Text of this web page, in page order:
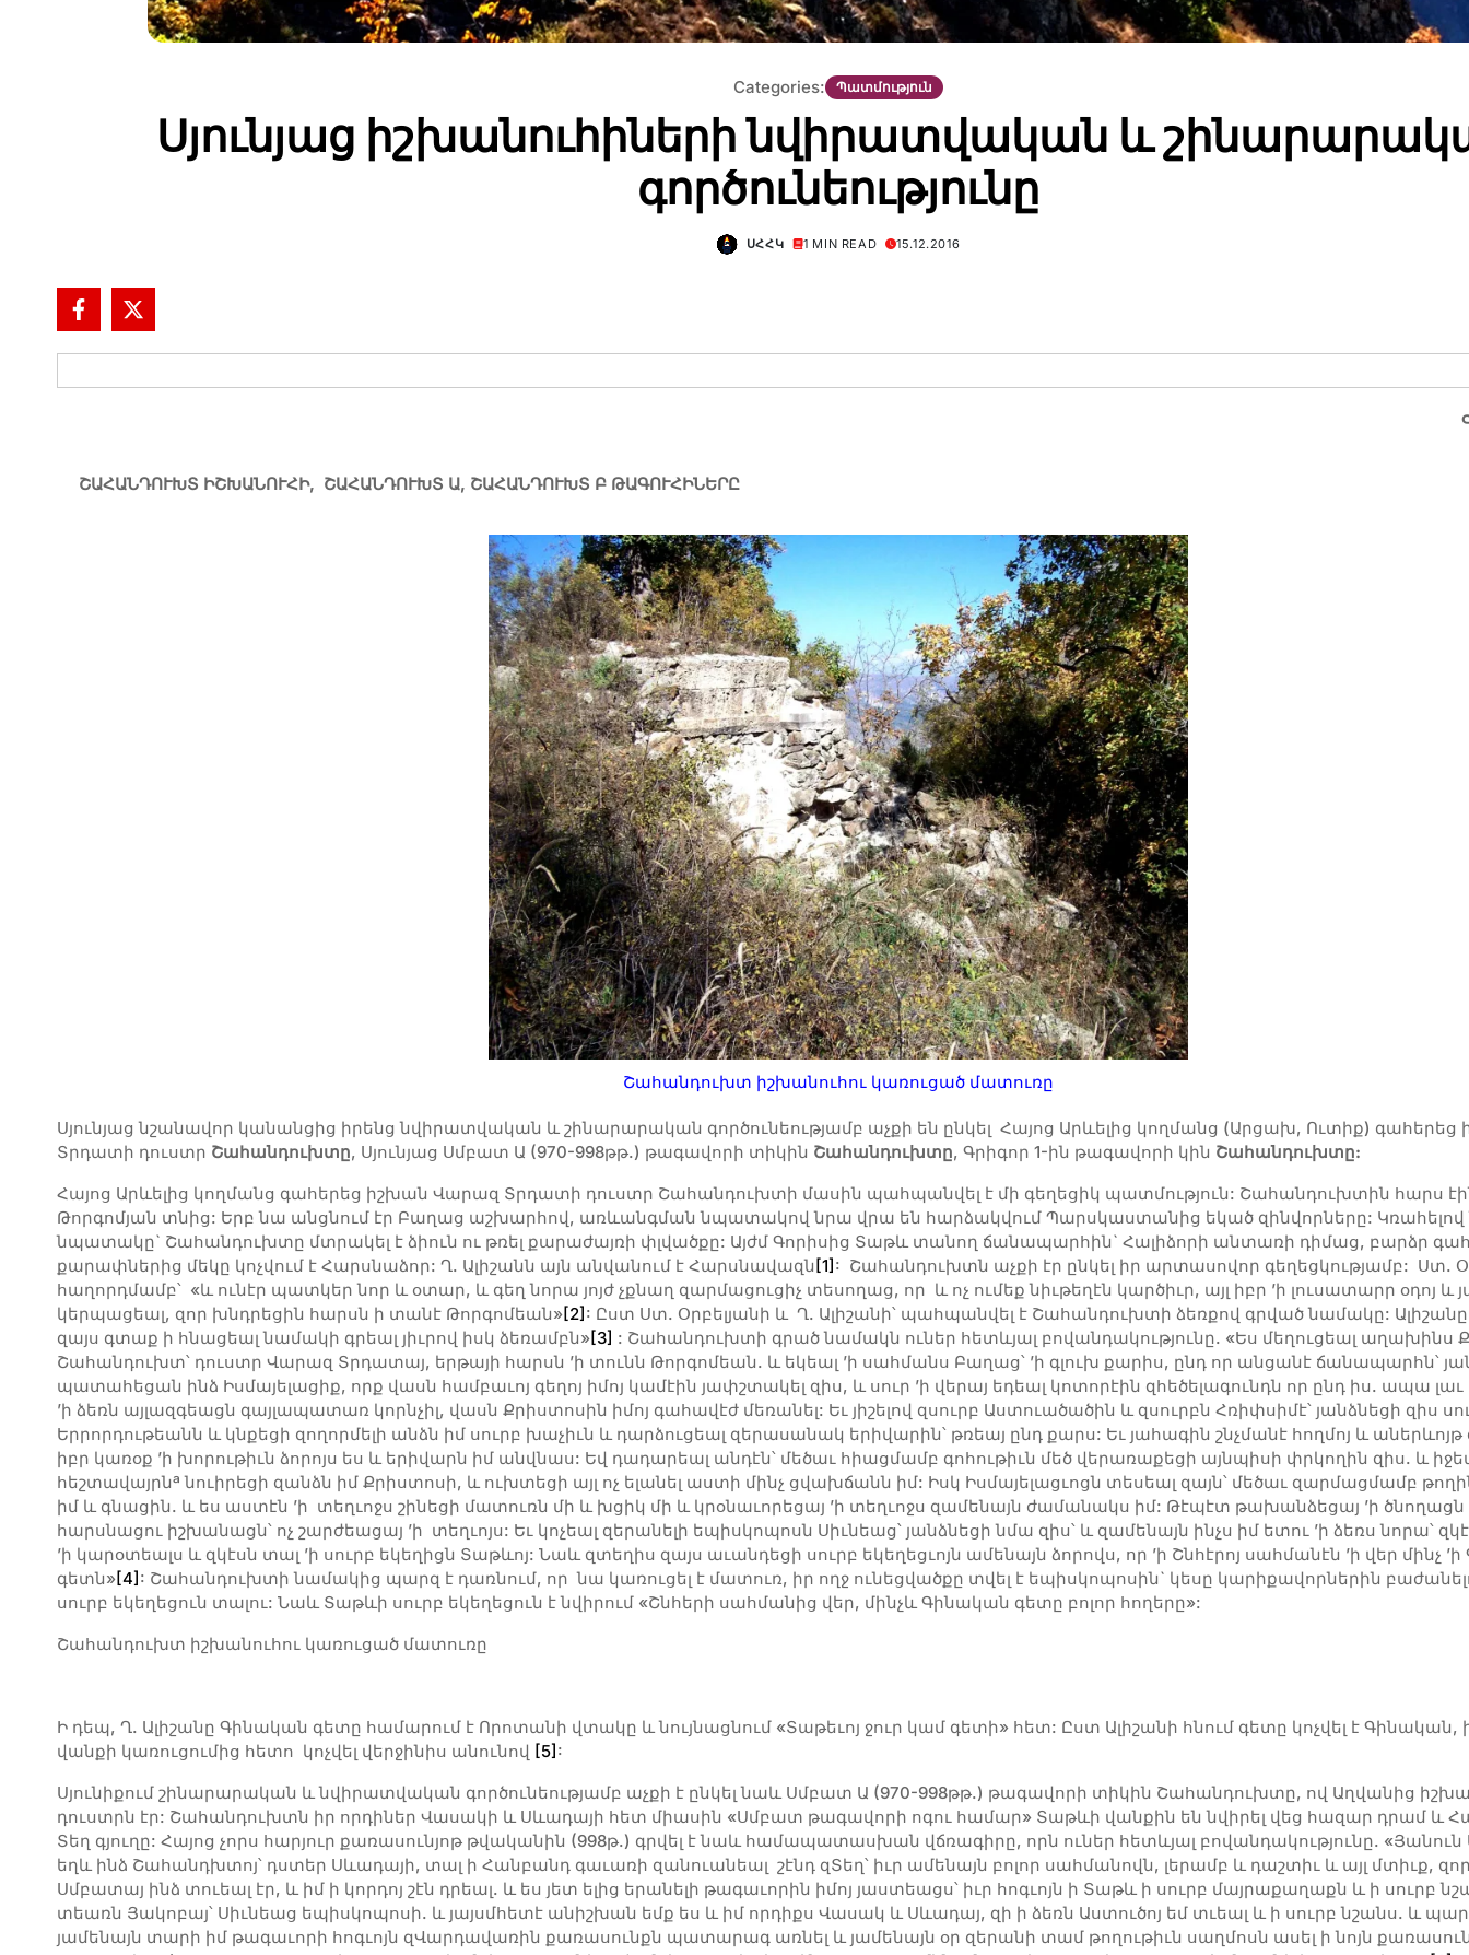
Categories: Պատմություն
Սյունյաց իշխանուհիների նվիրատվական և
գործունեությունը
ՍՀՀԿ 1 MIN READ 15.12.2016
ՇԱՀԱՆԴՈՒԽՏ ԻՇԽԱՆՈՒՀԻ, ՇԱՀԱՆԴՈՒԽՏ Ա, ՇԱՀԱՆԴՈՒԽՏ Բ ԹԱԳՈՒՀԻՆԵՐԸ
Շահանդուխտ իշխանուհու կառուցած մատուռը
Սյունյաց նշանավոր կանանցից իրենց նվիրատվական և շինարարական գործունեությամբ աչքի են ընկել Հայոց Արևելից կողմանց (Արցախ, Ուտիք)
Տրդատի դուստր Շահանդուխտը, Սյունյաց Սմբատ Ա (970-998թթ.) թագավորի տիկին Շահանդուխտը, Գրիգոր 1-ին թագավորի կին Շահանդուխտը:
Հայոց Արևելից կողմանց գահերեց իշխան Վարազ Տրդատի դուստր Շահանդուխտի մասին պահպանվել է մի գեղեցիկ պատմություն: Շահանդուխտին հարս
Թորգոմյան տնից: Երբ նա անցնում էր Բաղաց աշխարհով, առևանգման նպատակով նրա վրա են հարձակվում Պարսկաստանից եկած զինվորները: Կռահելով
նպատակը` Շահանդուխտը մտրակել է ձիուն ու թռել քարաժայռի փլվածքը: Այժմ Գորիսից Տաթև տանող ճանապարհին` Հալիձորի անտառի դիմաց, բարձր
քարափներից մեկը կոչվում է Հարսնաձոր: Ղ. Ալիշանն այն անվանում է Հարսնավազն [1] : Շահանդուխտն աչքի էր ընկել իր արտասովոր գեղեցկությամբ: Ստ.
հաղորդմամբ՝ «և ունէր պատկեր նոր և օտար, և գեղ նորա յոյժ չքնաղ զարմացուցիչ տեսողաց, որ և ոչ ումեք նիւթեղէն կարծիւր, այլ իբր ’ի լուսատարր օդոյ և
կերպացեալ, զոր խնդրեցին հարսն ի տանէ Թորգոմեան»[2] : Ըստ Ստ. Օրբելյանի և Ղ. Ալիշանի՝ պահպանվել է Շահանդուխտի ձեռքով գրված նամակը: Ալիշանը
զայս գտաք ի հնացեալ նամակի գրեալ յիւրով իսկ ձեռամբն»[3] : Շահանդուխտի գրած նամակն ուներ հետևյալ բովանդակությունը. «Ես մեղուցեալ աղախինս
Շահանդուխտ՝ դուստր Վարազ Տրդատայ, երթայի հարսն ’ի տունն Թորգոմեան. և եկեալ ’ի սահմանս Բաղաց՝ ’ի գլուխ քարիս, ընդ որ անցանէ ճանապարհն՝
պատահեցան ինձ Իսմայելացիք, որք վասն համբաւոյ գեղոյ իմոյ կամէին յափշտակել զիս, և սուր ’ի վերայ եդեալ կոտորէին զհեծելագունդն որ ընդ իս. ապա
’ի ձեռն այլազգեացն գայլապատառ կորնչիլ, վասն Քրիստոսին իմոյ գահավէժ մեռանել: Եւ յիշելով զսուրբ Աստուածածին և զսուրբն Հռիփսիմէ՝ յանձնեցի զիս
Երրորդութեանն և կնքեցի զողորմելի անձն իմ սուրբ խաչիւն և դարձուցեալ զերասանակ երիվարին՝ թռեայ ընդ քարս: Եւ յահագին շնչմանէ հողմոյ և աներևոյթ
իբր կառօք ’ի խորութիւն ձորոյս ես և երիվարն իմ անվնաս: Եվ դադարեալ անդէն՝ մեծաւ հիացմամբ գոհութիւն մեծ վերառաքեցի այնպիսի փրկողին զիս. և
հեշտավայրնª նուիրեցի զանձն իմ Քրիստոսի, և ուխտեցի այլ ոչ ելանել աստի մինչ ցվախճանն իմ: Իսկ Իսմայելացւոցն տեսեալ զայն՝ մեծաւ զարմացմամբ
իմ և գնացին. և ես աստէն ’ի տեղւոջս շինեցի մատուռն մի և խցիկ մի և կրօնաւորեցայ ’ի տեղւոջս զամենայն ժամանակս իմ: Թէպէտ թախանձեցայ ’ի ծնողացն
հարսնացու իշխանացն՝ ոչ շարժեացայ ’ի տեղւոյս: Եւ կոչեալ զերանելի եպիսկոպոսն Սիւնեաց՝ յանձնեցի նմա զիս՝ և զամենայն ինչս իմ ետու ’ի ձեռս նորա՝
’ի կարօտեալս և զկէսն տալ ’ի սուրբ եկեղիցն Տաթևոյ: Նաև զտեղիս զայս աւանդեցի սուրբ եկեղեցւոյն ամենայն ձորովս, որ ’ի Շնհէրոյ սահմանէն ’ի վեր մինչ
գետն»[4] : Շահանդուխտի նամակից պարզ է դառնում, որ նա կառուցել է մատուռ, իր ողջ ունեցվածքը տվել է եպիսկոպոսին` կեսը կարիքավորներին
սուրբ եկեղեցուն տալու: Նաև Տաթևի սուրբ եկեղեցուն է նվիրում «Շնհերի սահմանից վեր, մինչև Գինական գետը բոլոր հողերը»:
Շահանդուխտ իշխանուհու կառուցած մատուռը
Ի դեպ, Ղ. Ալիշանը Գինական գետը համարում է Որոտանի վտակը և նույնացնում «Տաթեւոյ ջուր կամ գետի» հետ: Ըստ Ալիշանի հնում գետը կոչվել է Գինական,
վանքի կառուցումից հետո կոչվել վերջինիս անունով [5] :
Սյունիքում շինարարական և նվիրատվական գործունեությամբ աչքի է ընկել նաև Սմբատ Ա (970-998թթ.) թագավորի տիկին Շահանդուխտը, ով Աղվանից
դուստրն էր: Շահանդուխտն իր որդիներ Վասակի և Սևադայի հետ միասին «Սմբատ թագավորի ոգու համար» Տաթևի վանքին են նվիրել վեց հազար դրամ և
Տեղ գյուղը: Հայոց չորս հարյուր քառասունյոթ թվականին (998թ.) գրվել է նաև համապատասխան վճռագիրը, որն ուներ հետևյալ բովանդակությունը. «Յանուն
եղև ինձ Շահանդխտոյ՝ դստեր Սևադայի, տալ ի Հանբանդ գաւառի զանուանեալ շէնդ զՏեղ՝ իւր ամենայն բոլոր սահմանովն, լերամբ և դաշտիւ և այլ մտիւք,
Սմբատայ ինձ տուեալ էր, և իմ ի կորդոյ շէն դրեալ. և ես յետ ելից երանելի թագաւորին իմոյ յաստեացս՝ իւր հոգւոյն ի Տաթև ի սուրբ մայրաքաղաքն և ի սուրբ
տեառն Յակոբայ՝ Սիւնեաց եպիսկոպոսի. և յայսմհետէ անիշխան եմք ես և իմ որդիքս Վասակ և Սևադայ, զի ի ձեռն Աստուծոյ եմ տւեալ և ի սուրբ նշանս. և
յամենայն տարի իմ թագաւորի հոգւոյն զՎարդավառին քառասունքն պատարագ առնել և յամենայն օր զերանի տամ թողութիւն սաղմոսն ասել ի նոյն